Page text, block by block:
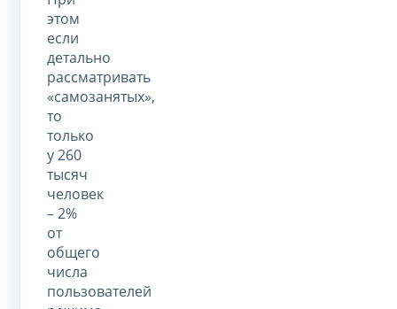
этом
если
детально
рассматривать
«самозанятых»,
то
только
у 260
тысяч
человек
– 2%
от
общего
числа
пользователей